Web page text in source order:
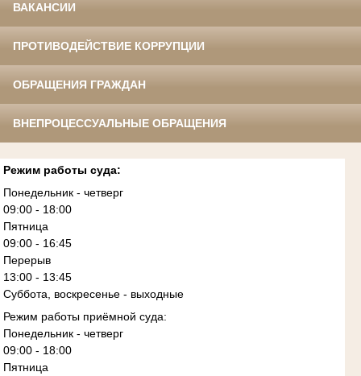
ВАКАНСИИ
ПРОТИВОДЕЙСТВИЕ КОРРУПЦИИ
ОБРАЩЕНИЯ ГРАЖДАН
ВНЕПРОЦЕССУАЛЬНЫЕ ОБРАЩЕНИЯ
Режим работы суда:
Понедельник - четверг
09:00 - 18:00
Пятница
09:00 - 16:45
Перерыв
13:00 - 13:45
Суббота, воскресенье - выходные
Режим работы приёмной суда:
Понедельник - четверг
09:00 - 18:00
Пятница